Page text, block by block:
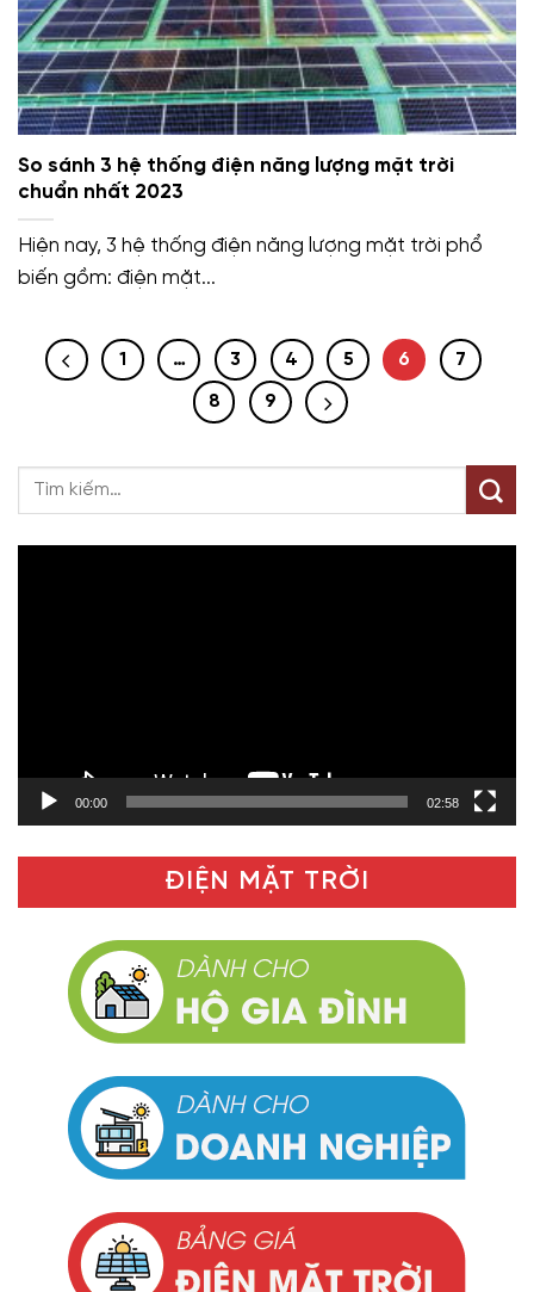
So sánh 3 hệ thống điện năng lượng mặt trời
chuẩn nhất 2023
Hiện nay, 3 hệ thống điện năng lượng mặt trời phổ
biến gồm: điện mặt...
1 … 3 4 5 6 7
8 9
00:00 02:58
ĐIỆN MẶT TRỜI